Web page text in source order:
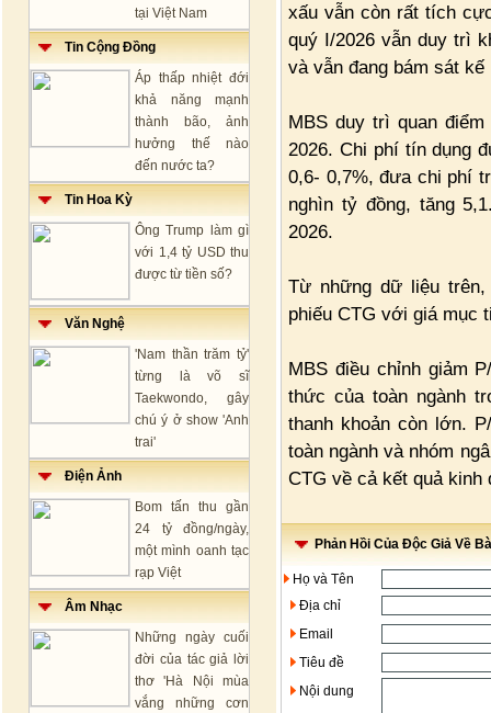
tại Việt Nam
Tin Cộng Đồng
Áp thấp nhiệt đới
khả năng mạnh
thành bão, ảnh
hưởng thế nào
đến nước ta?
Tin Hoa Kỳ
Ông Trump làm gì
với 1,4 tỷ USD thu
được từ tiền số?
Văn Nghệ
'Nam thần trăm tỷ'
từng là võ sĩ
Taekwondo, gây
chú ý ở show 'Anh
trai'
Điện Ảnh
Bom tấn thu gần
24 tỷ đồng/ngày,
một mình oanh tạc
rạp Việt
Âm Nhạc
Những ngày cuối
đời của tác giả lời
thơ 'Hà Nội mùa
vắng những cơn
xấu vẫn còn rất tích
quý I/2026 vẫn duy trì
và vẫn đang bám sát
MBS duy trì quan
2026. Chi phí tín dụng
0,6- 0,7%, đưa chi phí
nghìn tỷ đồng, tăng
2026.
Từ những dữ liệu
phiếu CTG với giá mục
MBS điều chỉnh giảm
thức của toàn ngành
thanh khoản còn lớn.
toàn ngành và nhóm
CTG về cả kết quả
Phản Hồi Của Độc Giả Về
Họ và Tên
Địa chỉ
Email
Tiêu đề
Nội dung